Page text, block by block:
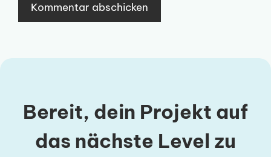
Bereit, dein Projekt auf
das nächste Level zu